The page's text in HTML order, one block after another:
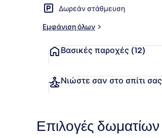
Δωρεάν στάθμευση
Εμφάνιση όλων
Βασικές παροχές (12)
Νιώστε σαν στο σπίτι σας
Επιλογές δωματίων